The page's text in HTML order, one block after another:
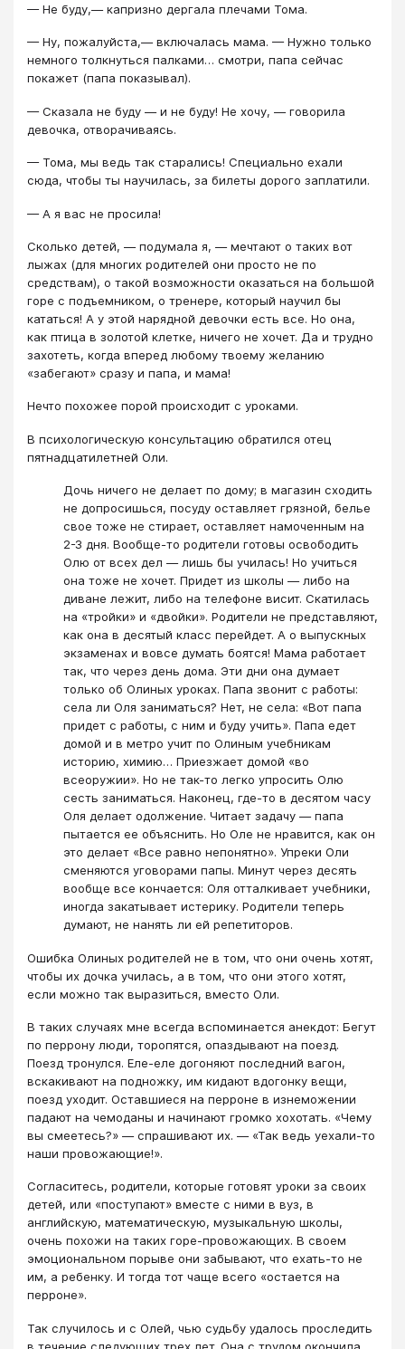
— Не буду,— капризно дергала плечами Тома.
— Ну, пожалуйста,— включалась мама. — Нужно только
немного толкнуться палками… смотри, папа сейчас
покажет (папа показывал).
— Сказала не буду — и не буду! Не хочу, — говорила
девочка, отворачиваясь.
— Тома, мы ведь так старались! Специально ехали
сюда, чтобы ты научилась, за билеты дорого заплатили.
— А я вас не просила!
Сколько детей, — подумала я, — мечтают о таких вот
лыжах (для многих родителей они просто не по
средствам), о такой возможности оказаться на большой
горе с подъемником, о тренере, который научил бы
кататься! А у этой нарядной девочки есть все. Но она,
как птица в золотой клетке, ничего не хочет. Да и трудно
захотеть, когда вперед любому твоему желанию
«забегают» сразу и папа, и мама!
Нечто похожее порой происходит с уроками.
В психологическую консультацию обратился отец
пятнадцатилетней Оли.
Дочь ничего не делает по дому; в магазин сходить
не допросишься, посуду оставляет грязной, белье
свое тоже не стирает, оставляет намоченным на
2-З дня. Вообще-то родители готовы освободить
Олю от всех дел — лишь бы училась! Но учиться
она тоже не хочет. Придет из школы — либо на
диване лежит, либо на телефоне висит. Скатилась
на «тройки» и «двойки». Родители не представляют,
как она в десятый класс перейдет. А о выпускных
экзаменах и вовсе думать боятся! Мама работает
так, что через день дома. Эти дни она думает
только об Олиных уроках. Папа звонит с работы:
села ли Оля заниматься? Нет, не села: «Вот папа
придет с работы, с ним и буду учить». Папа едет
домой и в метро учит по Олиным учебникам
историю, химию… Приезжает домой «во
всеоружии». Но не так-то легко упросить Олю
сесть заниматься. Наконец, где-то в десятом часу
Оля делает одолжение. Читает задачу — папа
пытается ее объяснить. Но Оле не нравится, как он
это делает «Все равно непонятно». Упреки Оли
сменяются уговорами папы. Минут через десять
вообще все кончается: Оля отталкивает учебники,
иногда закатывает истерику. Родители теперь
думают, не нанять ли ей репетиторов.
Ошибка Олиных родителей не в том, что они очень хотят,
чтобы их дочка училась, а в том, что они этого хотят,
если можно так выразиться, вместо Оли.
В таких случаях мне всегда вспоминается анекдот: Бегут
по перрону люди, торопятся, опаздывают на поезд.
Поезд тронулся. Еле-еле догоняют последний вагон,
вскакивают на подножку, им кидают вдогонку вещи,
поезд уходит. Оставшиеся на перроне в изнеможении
падают на чемоданы и начинают громко хохотать. «Чему
вы смеетесь?» — спрашивают их. — «Так ведь уехали-то
наши провожающие!».
Согласитесь, родители, которые готовят уроки за своих
детей, или «поступают» вместе с ними в вуз, в
английскую, математическую, музыкальную школы,
очень похожи на таких горе-провожающих. В своем
эмоциональном порыве они забывают, что ехать-то не
им, а ребенку. И тогда тот чаще всего «остается на
перроне».
Так случилось и с Олей, чью судьбу удалось проследить